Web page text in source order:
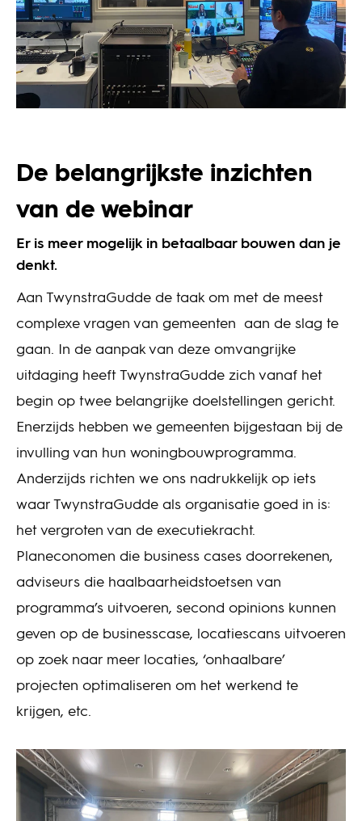
De belangrijkste inzichten
van de webinar
Er is meer mogelijk in betaalbaar bouwen dan je
denkt.
Aan TwynstraGudde de taak om met de meest
complexe vragen van gemeenten aan de slag te
gaan. In de aanpak van deze omvangrijke
uitdaging heeft TwynstraGudde zich vanaf het
begin op twee belangrijke doelstellingen gericht.
Enerzijds hebben we gemeenten bijgestaan bij de
invulling van hun woningbouwprogramma.
Anderzijds richten we ons nadrukkelijk op iets
waar TwynstraGudde als organisatie goed in is:
het vergroten van de executiekracht.
Planeconomen die business cases doorrekenen,
adviseurs die haalbaarheidstoetsen van
programma’s uitvoeren, second opinions kunnen
geven op de businesscase, locatiescans uitvoeren
op zoek naar meer locaties, ‘onhaalbare’
projecten optimaliseren om het werkend te
krijgen, etc.